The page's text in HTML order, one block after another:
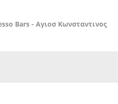
Bars - Αγιοσ Κωνσταντινος